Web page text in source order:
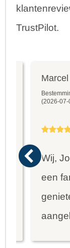
TrustPilot.
Marcel
(2026-07-
Wij,
een